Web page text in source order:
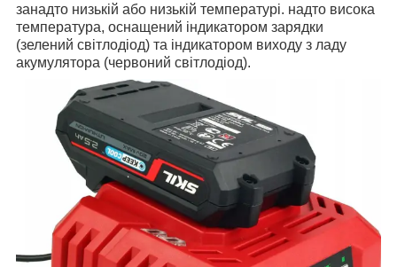
занадто низькій або низькій температурі. надто висока
температура, оснащений індикатором зарядки
(зелений світлодіод) та індикатором виходу з ладу
акумулятора (червоний світлодіод).